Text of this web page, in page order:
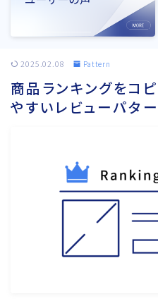
2025.02.08 Pattern
商品ランキングをコ
やすいレビューパタ